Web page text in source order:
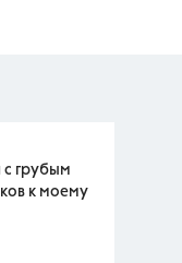
с грубым
к моему